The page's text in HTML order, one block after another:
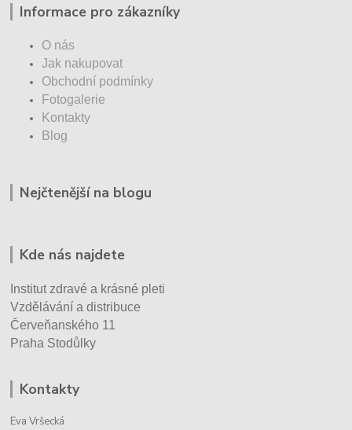
Informace pro zákazníky
O nás
Jak nakupovat
Obchodní podmínky
Fotogalerie
Kontakty
Blog
Nejčtenější na blogu
Kde nás najdete
Institut zdravé a krásné pleti
Vzdělávání a distribuce
Červeňanského 11
Praha Stodůlky
Kontakty
Eva Vršecká